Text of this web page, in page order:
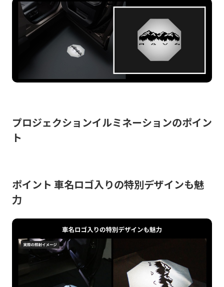
プロジェクションイルミネーションのポイン
ト
ポイント 車名ロゴ入りの特別デザインも魅
力